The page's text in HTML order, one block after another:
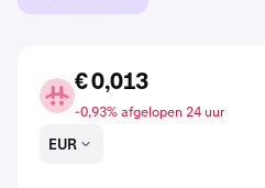
BUNNY
€ 0,013
-0,93% afgelopen 24 uur
EUR